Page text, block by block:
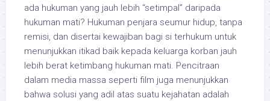
ada hukuman yang jauh lebih “setimpal” daripada
hukuman mati? Hukuman penjara seumur hidup, tanpa
remisi, dan disertai kewajiban bagi si terhukum untuk
menunjukkan itikad baik kepada keluarga korban jauh
lebih berat ketimbang hukuman mati. Pencitraan
dalam media massa seperti film juga menunjukkan
bahwa solusi yang adil atas suatu kejahatan adalah